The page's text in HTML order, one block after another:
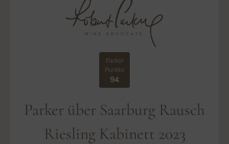
Parker
Punkte
94
Parker über Saarburg Rausch
Riesling Kabinett 2023